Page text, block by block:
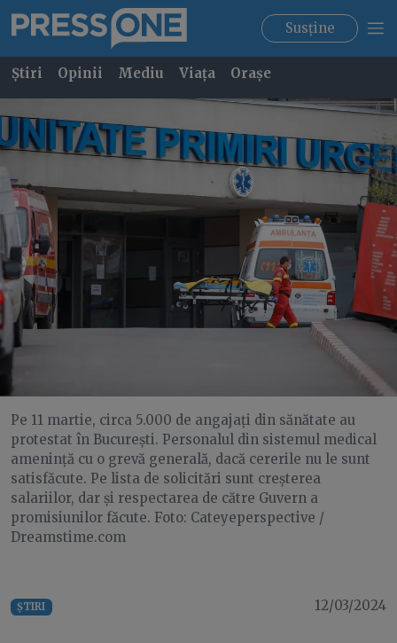
Susține
Știri Opinii Mediu Viața Orașe
Pe 11 martie, circa 5.000 de angajați din sănătate au
protestat în București. Personalul din sistemul medical
amenință cu o grevă generală, dacă cererile nu le sunt
satisfăcute. Pe lista de solicitări sunt creșterea
salariilor, dar și respectarea de către Guvern a
promisiunilor făcute. Foto: Cateyeperspective /
Dreamstime.com
ȘTIRI 12/03/2024